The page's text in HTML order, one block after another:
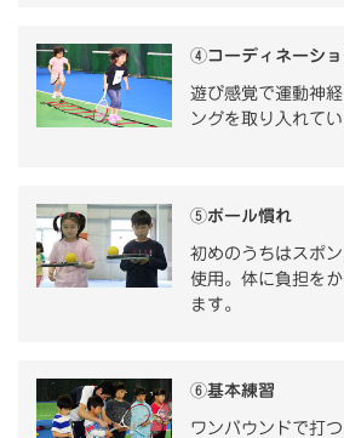
④コーディネーショ
遊び感覚で運動神
ングを取り入れてい
⑤ボール慣れ
初めのうちはスポ
使用。体に負担を
ます。
⑥基本練習
ワンバウンドで打